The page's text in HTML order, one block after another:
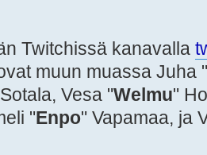
Twitchissä kanavalla
muun muassa Juha "
Vesa "Welmu"
"Enpo" Vapamaa, ja